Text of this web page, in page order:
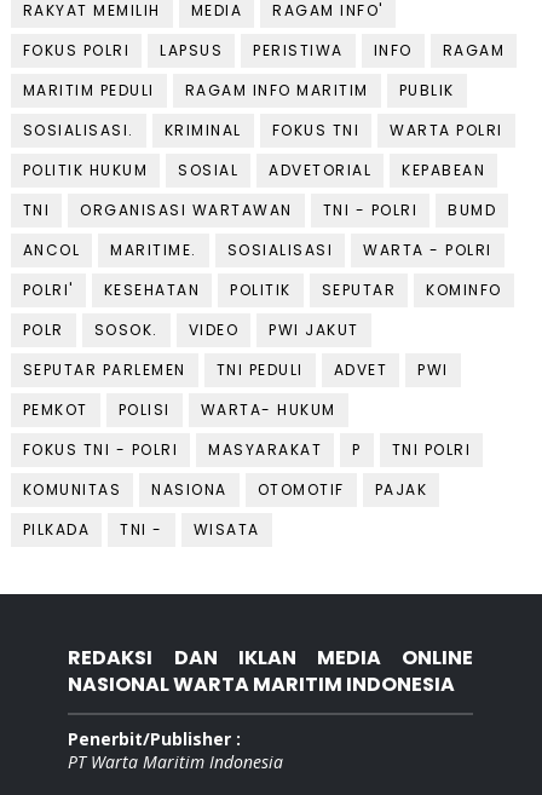
RAKYAT MEMILIH
MEDIA
RAGAM INFO'
FOKUS POLRI
LAPSUS PERISTIWA INFO
RAGAM
MARITIM PEDULI
RAGAM INFO MARITIM
PUBLIK
SOSIALISASI.
KRIMINAL FOKUS TNI
WARTA POLRI
POLITIK HUKUM
SOSIAL ADVETORIAL
KEPABEAN
TNI
ORGANISASI WARTAWAN TNI - POLRI
BUMD
ANCOL
MARITIME. SOSIALISASI
WARTA - POLRI
POLRI'
KESEHATAN POLITIK SEPUTAR
KOMINFO
POLR
SOSOK. VIDEO
PWI JAKUT
SEPUTAR PARLEMEN
TNI PEDULI ADVET
PWI
PEMKOT
POLISI
WARTA- HUKUM
FOKUS TNI - POLRI
MASYARAKAT P
TNI POLRI
KOMUNITAS
NASIONA OTOMOTIF
PAJAK
PILKADA
TNI - WISATA
REDAKSI DAN IKLAN MEDIA ONLINE
NASIONAL WARTA MARITIM INDONESIA
Penerbit/Publisher :
PT Warta Maritim Indonesia